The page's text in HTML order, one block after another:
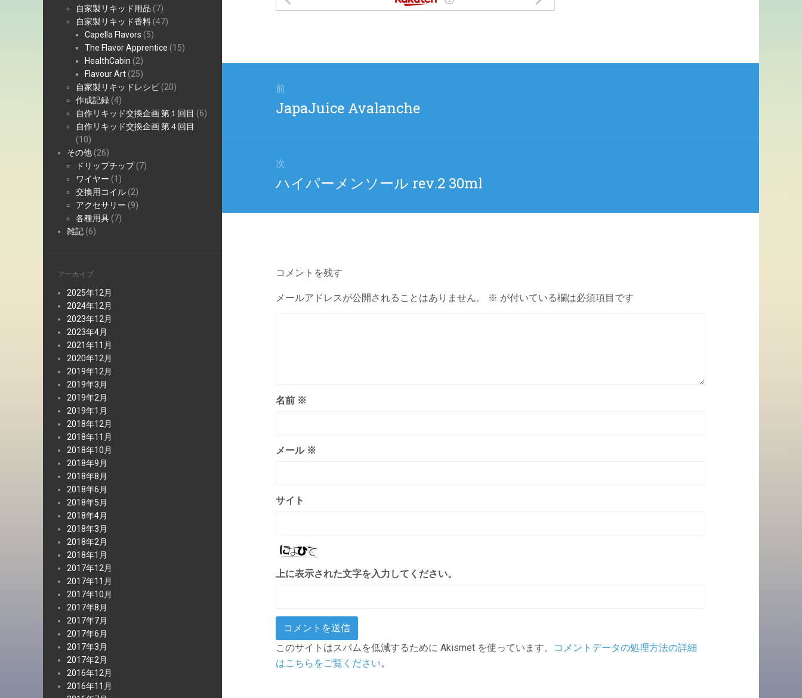
自家製リキッド用品 (7)
自家製リキッド香料 (47)
Capella Flavors (5)
The Flavor Apprentice (15)
HealthCabin (2)
Flavour Art (25)
自家製リキッドレシピ (20)
作成記録 (4)
自作リキッド交換企画 第１回目 (6)
自作リキッド交換企画 第４回目
(10)
その他 (26)
ドリップチップ(7)
ワイヤー (1)
交換用コイル (2)
アクセサリー (9)
各種用具 (7)
雑記 (6)
アーカイブ
2025年12月
2024年12月
2023年12月
2023年4月
2021年11月
2020年12月
2019年12月
2019年3月
2019年2月
2019年1月
2018年12月
2018年11月
2018年10月
2018年9月
2018年8月
2018年6月
2018年5月
2018年4月
2018年3月
2018年2月
2018年1月
2017年12月
2017年11月
2017年10月
2017年8月
2017年7月
2017年6月
2017年3月
2017年2月
2016年12月
2016年11月
前
前
JapaJuice Avalanche
次
次
ハイパーメンソール rev.2 30ml
コメントを残す
メールアドレスが公開されることはありません。 ※ が付いている欄は必須項目です
名前 ※
メール ※
サイト
上に表示された文字を入力してください。
このサイトはスパムを低減するために Akismet を使っています。
コメントデータの処理方法の詳細
はこちらをご覧ください。